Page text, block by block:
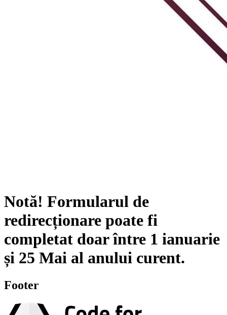
Notă! Formularul de
redirecționare poate fi
completat doar între 1 ianuarie
și 25 Mai al anului curent.
Footer